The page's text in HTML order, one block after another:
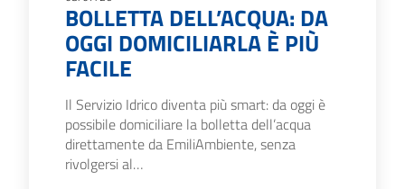
BOLLETTA DELL’ACQUA: DA
OGGI DOMICILIARLA È PIÙ
FACILE
Il Servizio Idrico diventa più smart: da oggi è
possibile domiciliare la bolletta dell’acqua
direttamente da EmiliAmbiente, senza
rivolgersi al…